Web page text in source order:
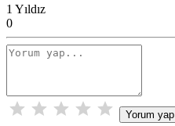
1 Yıldız
0
Yorum yap